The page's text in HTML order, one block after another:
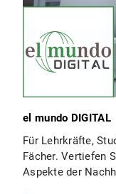
el mundo DIGITAL
Für Lehrkräfte,
Fächer. Vertiefen
Aspekte der